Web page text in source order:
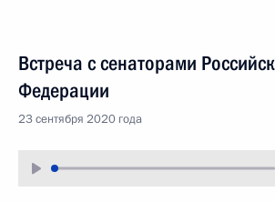
Встреча с сенаторами
Федерации
23 сентября 2020 года